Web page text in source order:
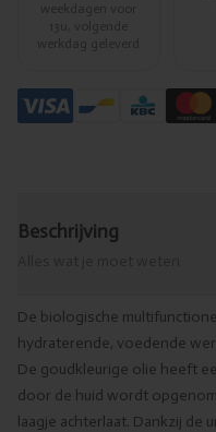
weekdagen voor
13u, volgende
werkdag geleverd
Beschrijving
De biologische
hydraterende, voedende
De goudkleurige olie heeft
door de huid wordt
laagje achterlaat. Dankzij de